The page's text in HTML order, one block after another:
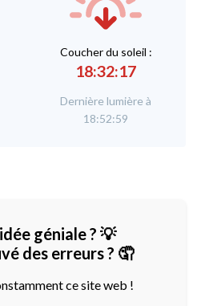
Coucher du soleil :
18:32:17
Dernière lumière à
18:52:59
géniale ? 💡
des erreurs ? 🤦
ce site web !